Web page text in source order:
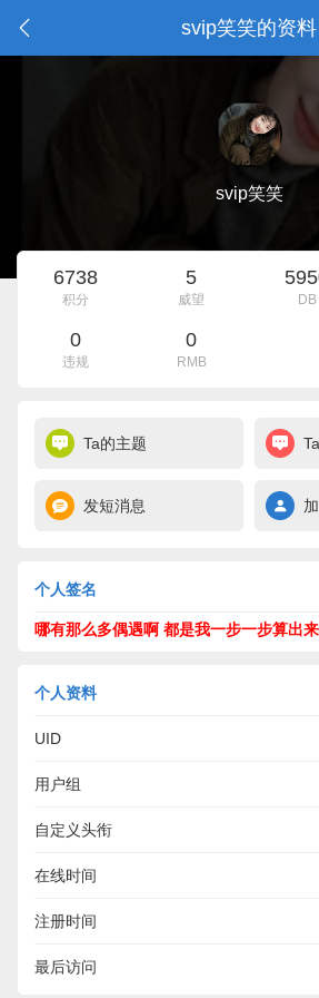
svip笑笑的资料
svip笑笑
6738
积分
5
威望 DB
0
违规
0
RMB
Ta的主题
发短消息
个人签名
哪有那么多偶遇啊 都是我一步一步算出
个人资料
UID
用户组
自定义头衔
在线时间
注册时间
最后访问